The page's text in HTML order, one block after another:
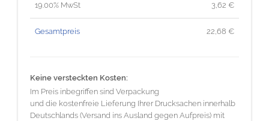
19.00% MwSt 3,62 €
Gesamtpreis 22,68 €
Keine versteckten Kosten:
Im Preis inbegriffen sind Verpackung
und die kostenfreie Lieferung Ihrer Drucksachen innerhalb
Deutschlands (Versand ins Ausland gegen Aufpreis) mit